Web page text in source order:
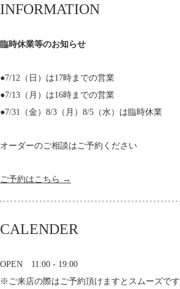
INFORMATION
臨時休業等のお知らせ
●7/12（日）は17時までの営業
●7/13（月）は16時までの営業
●7/31（金）8/3（月）8/5（水）は臨時休業
オーダーのご相談はご予約ください
ご予約はこちら →
CALENDER
OPEN 11:00 - 19:00
※ご来店の際はご予約頂けますとスムーズです